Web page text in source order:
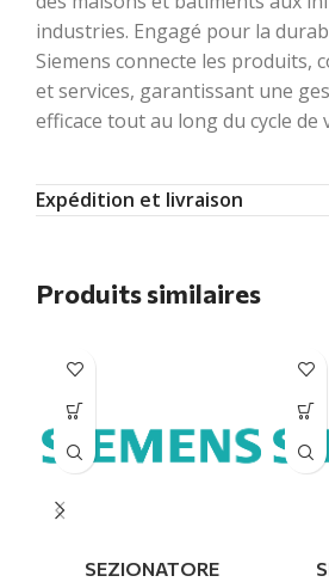
industries. Engagé pour la
Siemens connecte les produits,
et services, garantissant une
efficace tout au long du cycle de
Expédition et livraison
Produits similaires
SEZIONATORE